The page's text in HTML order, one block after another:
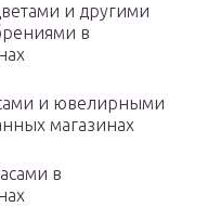
и другими
в
и ювелирными
магазинах
в